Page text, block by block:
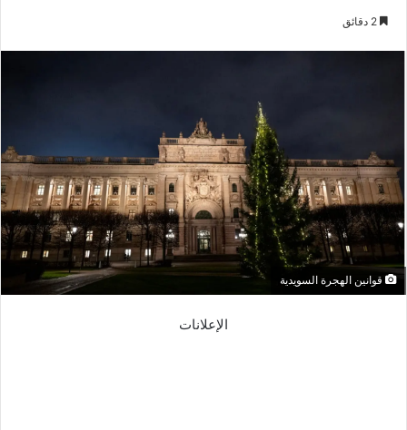
قوانين الهجرة السويدية
الإعلانات